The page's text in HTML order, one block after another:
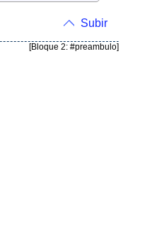
Subir
[Bloque 2: #preambulo]